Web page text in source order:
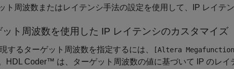
ト周波数またはレイテンシ手法の設定を使用して、IP レイテ
ット周波数を使用した IP レイテンシのカスタマイズ
現するターゲット周波数を指定するには、 [Altera
HDL Coder™ は、ターゲット周波数の値に基づいて IP のレ